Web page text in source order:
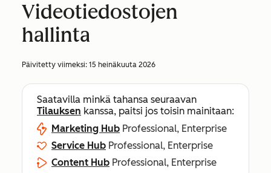
Videotiedostojen
hallinta
Päivitetty viimeksi: 15 heinäkuuta 2026
Saatavilla minkä tahansa seuraavan
Tilauksen kanssa, paitsi jos toisin mainitaan:
Marketing Hub Professional, Enterprise
Service Hub Professional, Enterprise
Content Hub Professional, Enterprise